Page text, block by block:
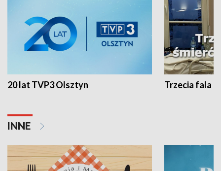
20 lat TVP3 Olsztyn Trzecia fala -
INNE